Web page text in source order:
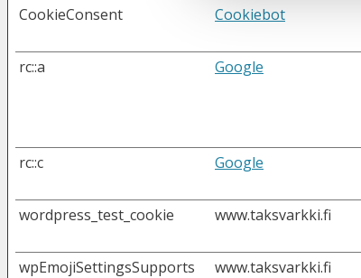
CookieConsent Cookiebot
rc::a Google
rc::c Google
wordpress_test_cookie
www.taksvarkki.fi
wpEmojiSettingsSupports www.taksvarkki.fi